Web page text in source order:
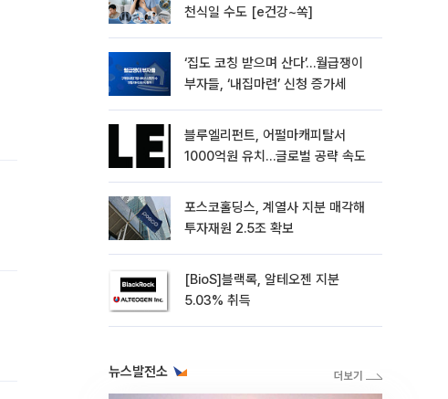
천식일 수도 [e건강~쏙]
‘집도 코칭 받으며 산다’…월급쟁이
부자들, ‘내집마련’ 신청 증가세
블루엘리펀트, 어펄마캐피탈서
1000억원 유치…글로벌 공략 속도
포스코홀딩스, 계열사 지분 매각해
투자재원 2.5조 확보
[BioS]블랙록, 알테오젠 지분
5.03% 취득
뉴스발전소